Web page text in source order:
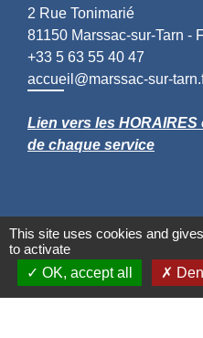
2 Rue Tonimarié
81150 Marssac-sur-Tarn -
+33 5 63 55 40 47
accueil@marssac-sur-
Lien vers les HORAIRES
de chaque service
This site uses cookies and
to activate
OK, accept all